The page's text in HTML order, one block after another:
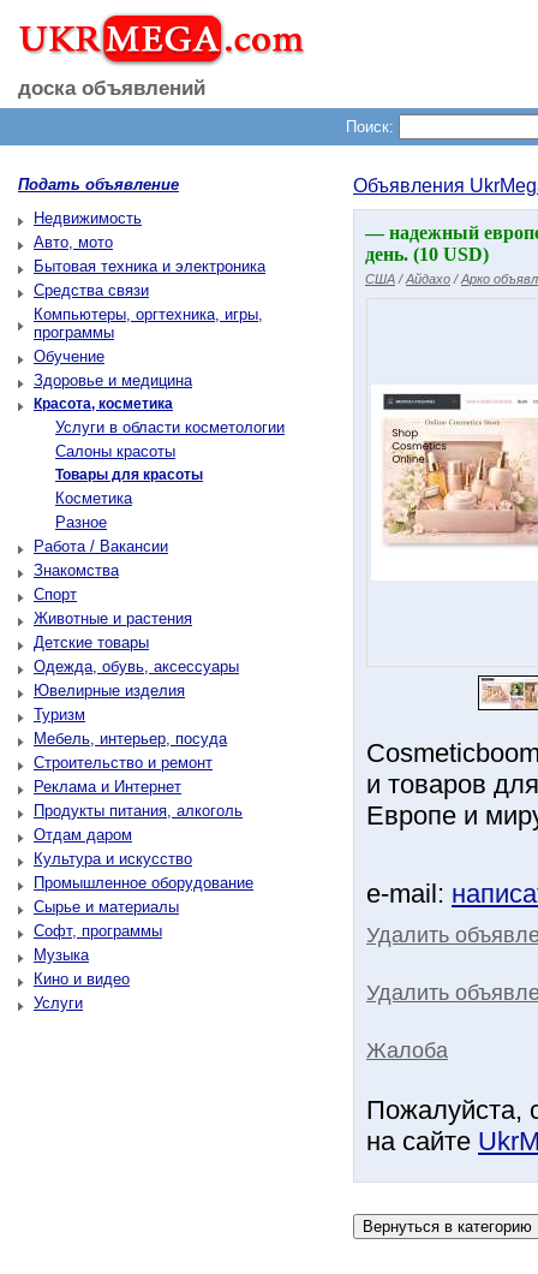
доска объявлений
Поиск:
Подать объявление
Недвижимость
Авто, мото
Бытовая техника и электроника
Средства связи
Компьютеры, оргтехника, игры,
программы
Обучение
Здоровье и медицина
Красота, косметика
Услуги в области косметологии
Салоны красоты
Товары для красоты
Косметика
Разное
Работа / Вакансии
Знакомства
Спорт
Животные и растения
Детские товары
Одежда, обувь, аксессуары
Ювелирные изделия
Туризм
Мебель, интерьер, посуда
Строительство и ремонт
Реклама и Интернет
Продукты питания, алкоголь
Отдам даром
Культура и искусство
Промышленное оборудование
Сырье и материалы
Софт, программы
Музыка
Кино и видео
Услуги
Объявления
— надежный
день. (10 USD)
США /Айдахо /Арко
и товаров
Европе и
e-mail:
Удалить
Удалить
Жалоба
Пожалуйста,
на сайте